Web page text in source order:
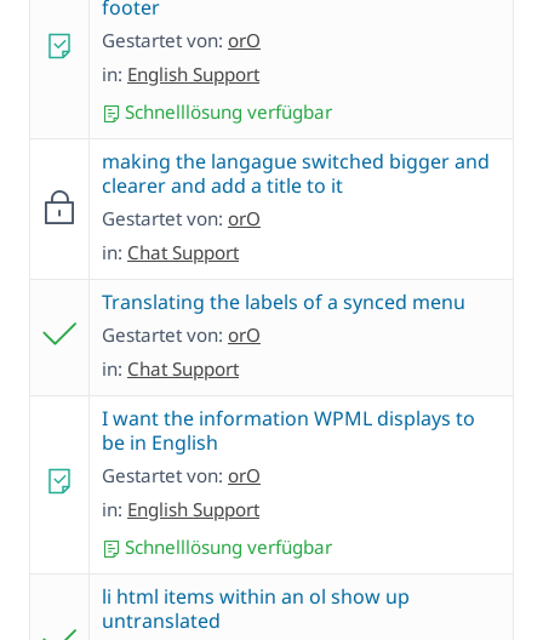
footer
Gestartet von: orO
in: English Support
Schnelllösung verfügbar
making the langague switched bigger and
clearer and add a title to it
Gestartet von: orO
in: Chat Support
Translating the labels of a synced menu
Gestartet von: orO
in: Chat Support
I want the information WPML displays to
be in English
Gestartet von: orO
in: English Support
Schnelllösung verfügbar
li html items within an ol show up
untranslated